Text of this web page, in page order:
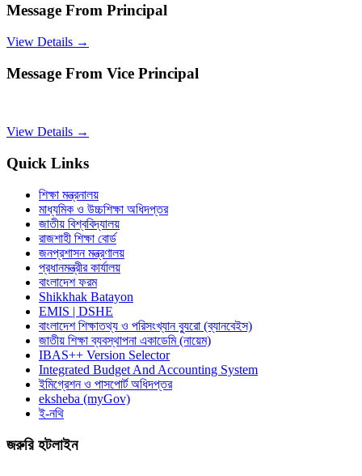
Message From Principal
View Details →
Message From Vice Principal
View Details →
Quick Links
শিক্ষা মন্ত্রনালয়
মাধ্যমিক ও উচ্চশিক্ষা অধিদপ্তর
জাতীয় বিশ্ববিদ্যালয়
রাজশাহী শিক্ষা বোর্ড
জনপ্রশাসন মন্ত্রণালয়
প্রধানমন্ত্রীর কার্যালয়
বাংলাদেশ ফরম
Shikkhak Batayon
EMIS | DSHE
বাংলাদেশ শিক্ষাতথ্য ও পরিসংখ্যান ব্যুরো (ব্যানবেইস)
জাতীয় শিক্ষা ব্যবস্থাপনা একাডেমি (নায়েম)
IBAS++ Version Selector
Integrated Budget And Accounting System
ইমিগ্রেশন ও পাসপোর্ট অধিদপ্তর
eksheba (myGov)
ই-নথি
জরুরি হটলাইন